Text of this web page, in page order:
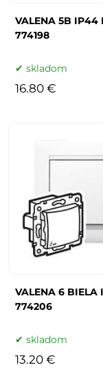
VALENA 5B IP44
774198
skladom
16.80 €
VALENA 6 BIELA
774206
skladom
13.20 €